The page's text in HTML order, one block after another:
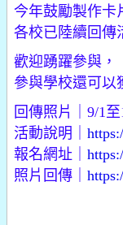
今年鼓勵製作卡
各校已陸續回傳
歡迎踴躍參與，
參與學校還可以
回傳照片｜9/1至
活動說明｜
報名網址｜
照片回傳｜